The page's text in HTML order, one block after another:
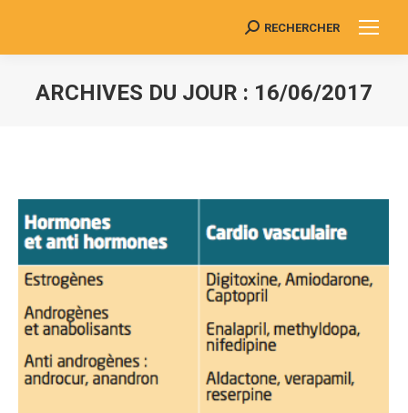
Search:
RECHERCHER
ARCHIVES DU JOUR : 16/06/2017